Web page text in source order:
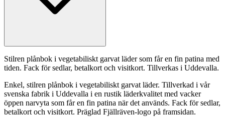
Stilren plånbok i vegetabiliskt garvat läder som får en fin patina med
tiden. Fack för sedlar, betalkort och visitkort. Tillverkas i Uddevalla.
Enkel, stilren plånbok i vegetabiliskt garvat läder. Tillverkad i vår
svenska fabrik i Uddevalla i en rustik läderkvalitet med vacker
öppen narvyta som får en fin patina när det används. Fack för sedlar,
betalkort och visitkort. Präglad Fjällräven-logo på framsidan.